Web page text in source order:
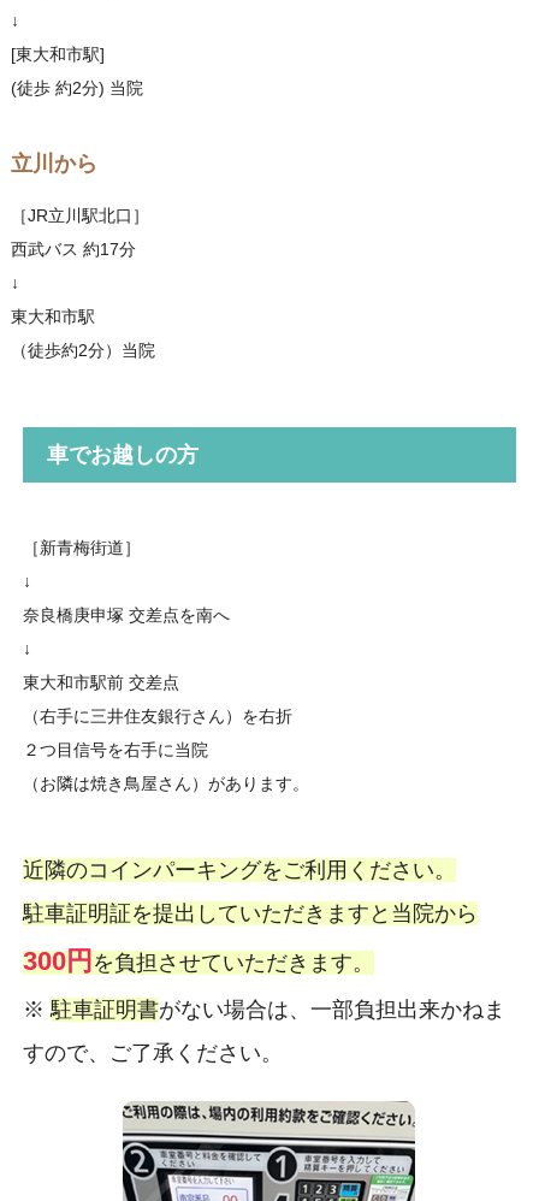
↓
[東大和市駅]
(徒歩 約2分) 当院
立川から
［JR立川駅北口］
西武バス 約17分
↓
東大和市駅
（徒歩約2分）当院
車でお越しの方
［新青梅街道］
↓
奈良橋庚申塚 交差点を南へ
↓
東大和市駅前 交差点
（右手に三井住友銀行さん）を右折
２つ目信号を右手に当院
（お隣は焼き鳥屋さん）があります。
近隣のコインパーキングをご利用ください。
駐車証明証を提出していただきますと当院から
300円を負担させていただきます。
※ 駐車証明書がない場合は、一部負担出来かねま
すので、ご了承ください。